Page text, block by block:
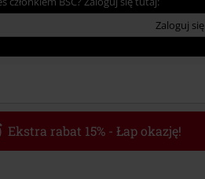
Zaloguj się
Ekstra rabat 15% - Łap okazję!